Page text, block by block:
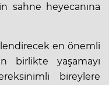
sahne heyecanına
en önemli
birlikte yaşamayı
bireylere